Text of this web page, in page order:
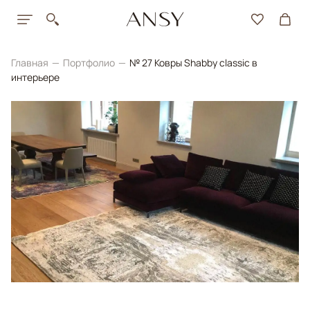
Главная Портфолио
№ 27 Ковры Shabby classic в
интерьере